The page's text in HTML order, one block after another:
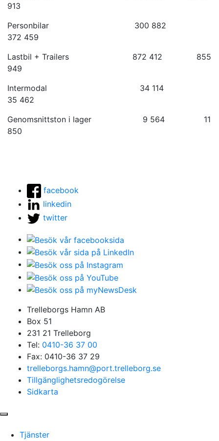
913
Personbilar 300 882
372 459
Lastbil + Trailers 872 412 855
949
Intermodal 34 114
35 462
Genomsnittston i lager 9 564 11
850
facebook
linkedin
twitter
Trelleborgs Hamn AB
Box 51
231 21 Trelleborg
Tel: 0410-36 37 00
Fax: 0410-36 37 29
trelleborgs.hamn@port.trelleborg.se
Tillgänglighetsredogörelse
Sidkarta
Tjänster